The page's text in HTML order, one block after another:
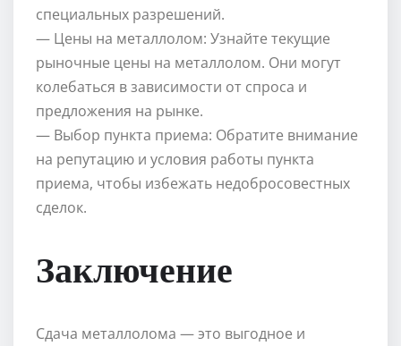
специальных разрешений.
— Цены на металлолом: Узнайте текущие
рыночные цены на металлолом. Они могут
колебаться в зависимости от спроса и
предложения на рынке.
— Выбор пункта приема: Обратите внимание
на репутацию и условия работы пункта
приема, чтобы избежать недобросовестных
сделок.
Заключение
Сдача металлолома — это выгодное и